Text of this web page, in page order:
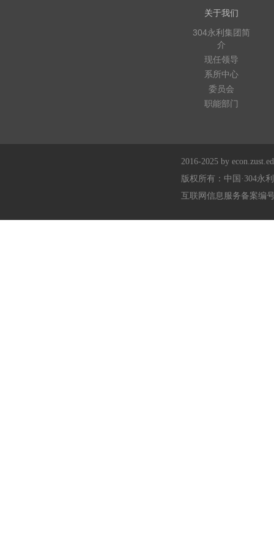
关于我们
304永利集团简
介
现任领导
系所中心
委员会
职能部门
2016-2025 by
版权所有：中国·304永
互联网信息服务备案编